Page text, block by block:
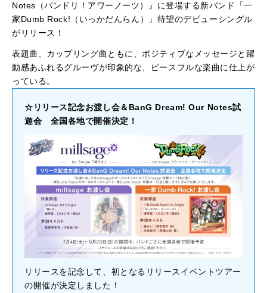
Notes（バンドリ！アワーノーツ）』に登場する新バンド「一
家Dumb Rock!（いっかだんらん）」待望のデビューシングル
がリリース！
表題曲、カップリング曲ともに、ポジティブなメッセージと躍
動感あふれるグルーヴが印象的な、ピースフルな楽曲に仕上が
っている。
☆リリース記念お渡し会＆BanG Dream! Our Notes試
遊会 全国各地で開催決定！
リリースを記念して、初となるリリースイベントツアー
の開催が決定しました！